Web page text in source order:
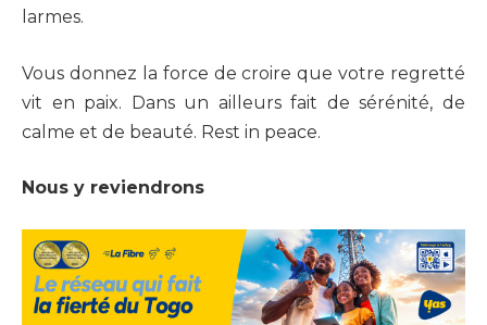
larmes.
Vous donnez la force de croire que votre regretté
vit en paix. Dans un ailleurs fait de sérénité, de
calme et de beauté. Rest in peace.
Nous y reviendrons